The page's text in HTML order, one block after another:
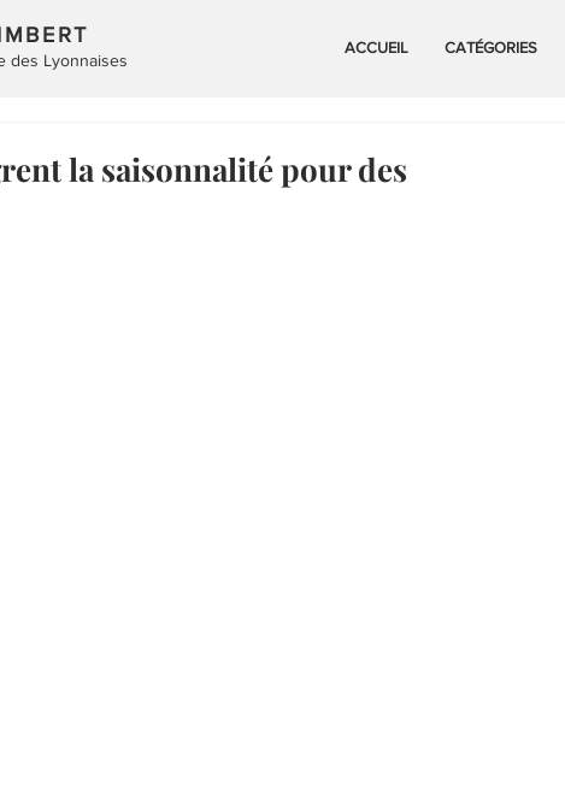
des Lyonnaises
ACCUEIL CATÉGORIES
la saisonnalité pour des